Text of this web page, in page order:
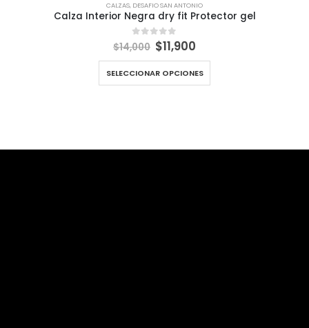
CALZAS, DESAFIO SAN ANTONIO
Calza Interior Negra dry fit Protector gel
0 out of 5
$14,000 El
precio
original
era:
$14,000.
$11,900El
precio
actual
es:
$11,900.
SELECCIONAR OPCIONES